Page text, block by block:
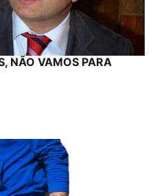
NÃO VAMOS PARA